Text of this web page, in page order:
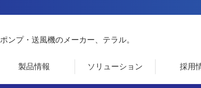
ポンプ・送風機のメーカー、テラル。
製品情報 ソリューション 採用